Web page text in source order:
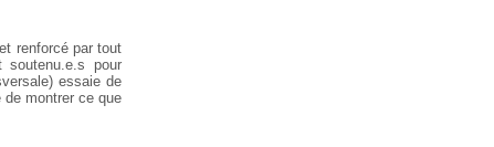
renforcé par tout
soutenu.e.s pour
essaie de
de montrer ce que